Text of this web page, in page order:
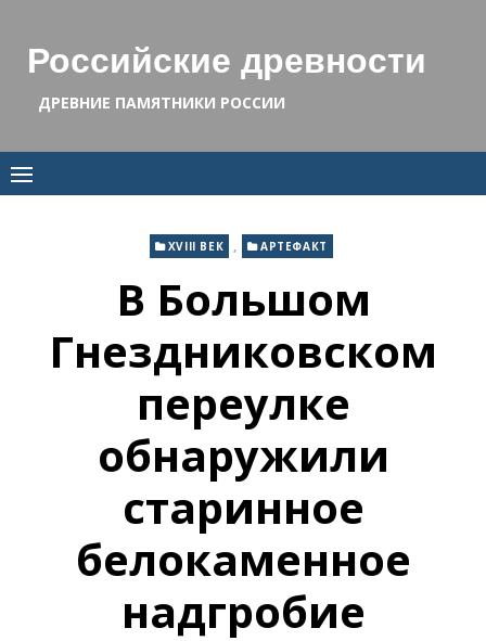
contentРоссийские древности
ДРЕВНИЕ ПАМЯТНИКИ РОССИИ
XVIII ВЕК , АРТЕФАКТ
В Большом
Гнездниковском
переулке
обнаружили
старинное
белокаменное
надгробие